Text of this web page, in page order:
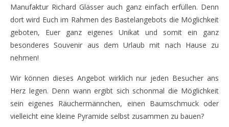
Manufaktur Richard Glässer auch ganz einfach erfüllen. Denn
dort wird Euch im Rahmen des Bastelangebots die Möglichkeit
geboten, Euer ganz eigenes Unikat und somit ein ganz
besonderes Souvenir aus dem Urlaub mit nach Hause zu
nehmen!
Wir können dieses Angebot wirklich nur jeden Besucher ans
Herz legen. Denn wann ergibt sich schonmal die Möglichkeit
sein eigenes Räuchermännchen, einen Baumschmuck oder
vielleicht eine kleine Pyramide selbst zusammen zu bauen?